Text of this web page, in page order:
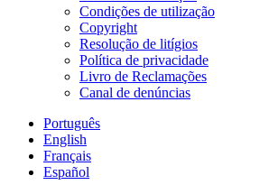
Condições de utilização
Copyright
Resolução de litígios
Política de privacidade
Livro de Reclamações
Canal de denúncias
Português
English
Français
Español